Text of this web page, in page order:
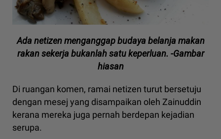
Ada netizen menganggap budaya belanja makan
rakan sekerja bukanlah satu keperluan. -Gambar
hiasan
Di ruangan komen, ramai netizen turut bersetuju
dengan mesej yang disampaikan oleh Zainuddin
kerana mereka juga pernah berdepan kejadian
serupa.